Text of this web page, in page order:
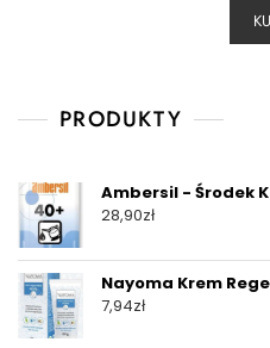
PRODUKTY
Ambersil - Środek
28,90zł
Nayoma Krem
7,94zł